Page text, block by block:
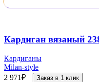
Кардиган вязаный
Кардиганы
Milan-style
2 971₽ Заказ в 1 клик